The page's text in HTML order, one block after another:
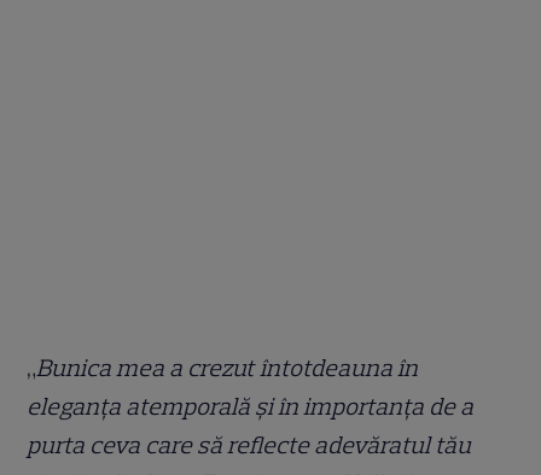
„Bunica mea a crezut întotdeauna în
eleganța atemporală și în importanța de a
purta ceva care să reflecte adevăratul tău